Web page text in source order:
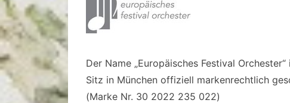
Der Name „Europäisches Festival
Sitz in München offiziell markenrechtlich
(Marke Nr. 30 2022 235 022)